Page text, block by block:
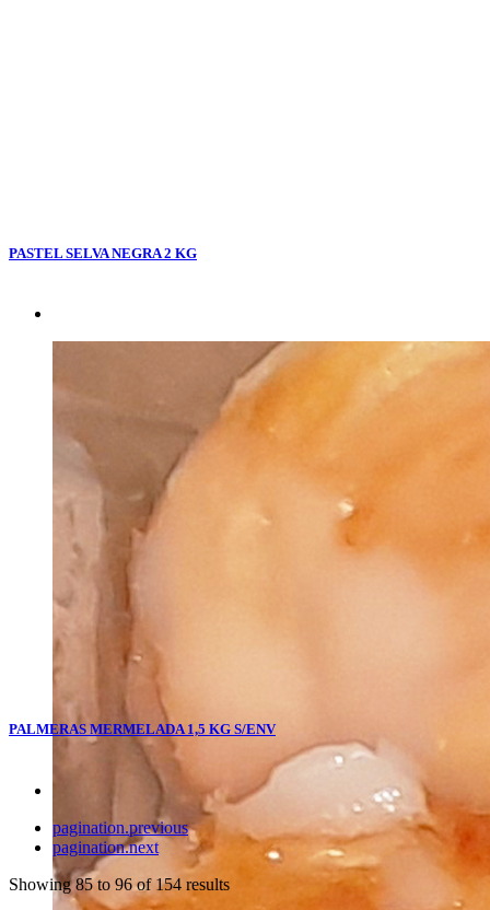
PASTEL SELVA NEGRA 2 KG
PALMERAS MERMELADA 1,5 KG S/ENV
pagination.previous
pagination.next
Showing85to 96of154 results